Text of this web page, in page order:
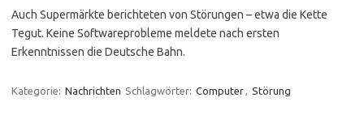
Auch Supermärkte berichteten von Störungen – etwa die Kette
Tegut. Keine Softwareprobleme meldete nach ersten
Erkenntnissen die Deutsche Bahn.
Kategorie: Nachrichten Schlagwörter: Computer, Störung